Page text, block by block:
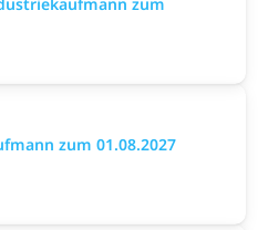
zum 01.08.2027